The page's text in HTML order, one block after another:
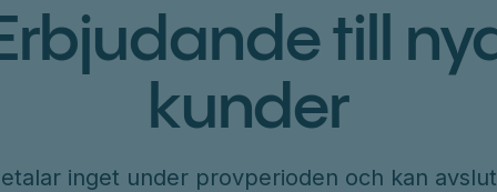
till
kunder
inget under provperioden och kan